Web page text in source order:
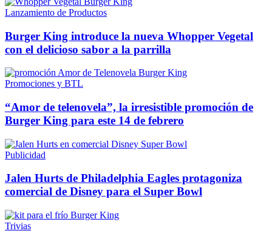
Lanzamiento de Productos
Burger King introduce la nueva Whopper Vegetal
con el delicioso sabor a la parrilla
Promociones y BTL
“Amor de telenovela”, la irresistible promoción de
Burger King para este 14 de febrero
Publicidad
Jalen Hurts de Philadelphia Eagles protagoniza
comercial de Disney para el Super Bowl
Trivias